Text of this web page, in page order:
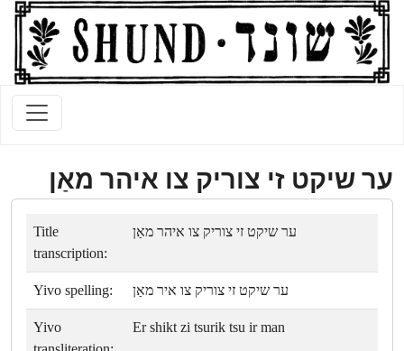
ער שיקט זי צוריק צו איהר מאַן
Title
transcription:
ער שיקט זי צוריק צו איהר מאַן
Yivo spelling: ער שיקט זי צוריק צו איר מאַן
Yivo
Er shikt zi tsurik tsu ir man